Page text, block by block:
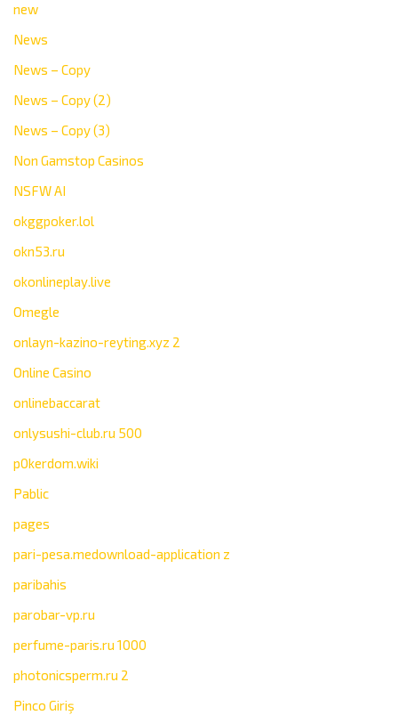
new
News
News – Copy
News – Copy (2)
News – Copy (3)
Non Gamstop Casinos
NSFW AI
okggpoker.lol
okn53.ru
okonlineplay.live
Omegle
onlayn-kazino-reyting.xyz 2
Online Casino
onlinebaccarat
onlysushi-club.ru 500
p0kerdom.wiki
Pablic
pages
pari-pesa.medownload-application z
paribahis
parobar-vp.ru
perfume-paris.ru 1000
photonicsperm.ru 2
Pinco Giriş